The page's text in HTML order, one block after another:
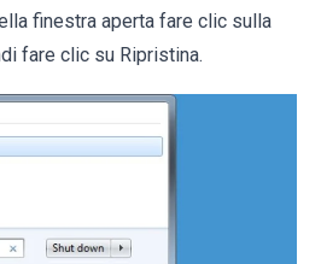
finestra aperta fare clic sulla
fare clic su Ripristina.